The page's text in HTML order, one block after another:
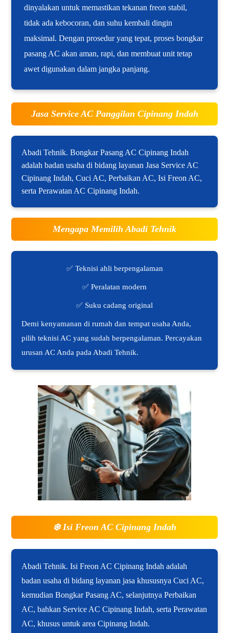
dinyalakan untuk memastikan tekanan freon stabil,
tidak ada kebocoran, dan suhu kembali dingin
maksimal. Dengan prosedur yang tepat, proses bongkar
pasang AC akan aman, rapi, dan membuat unit tetap
awet digunakan dalam jangka panjang.
Jasa Service AC Panggilan Cipinang Indah
Abadi Tehnik. Bongkar Pasang AC Cipinang Indah
adalah badan usaha di bidang layanan Jasa Service AC
Cipinang Indah, Cuci AC, Perbaikan AC, Isi Freon AC,
serta Perawatan AC Cipinang Indah.
Mengapa Memilih Abadi Tehnik
✅ Teknisi ahli berpengalaman
✅ Peralatan modern
✅ Suku cadang original
Demi kenyamanan di rumah dan tempat usaha Anda,
pilih teknisi AC yang sudah berpengalaman. Percayakan
urusan AC Anda pada Abadi Tehnik.
❄️Isi Freon AC Cipinang Indah
Abadi Tehnik. Isi Freon AC Cipinang Indah adalah
badan usaha di bidang layanan jasa khususnya Cuci AC,
kemudian Bongkar Pasang AC, selanjutnya Perbaikan
AC, bahkan Service AC Cipinang Indah, serta Perawatan
AC, khusus untuk area Cipinang Indah.